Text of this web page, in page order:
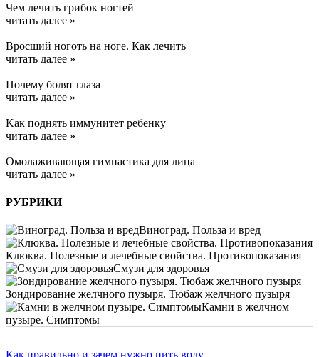
Чем лечить грибок ногтей
читать далее »
Вросший ноготь на ноге. Как лечить
читать далее »
Почему болят глаза
читать далее »
Kак поднять иммунитет ребенку
читать далее »
Омолаживающая гимнастика для лица
читать далее »
РУБРИКИ
Виноград. Польза и вред
Клюква. Полезные и лечебные свойства. Противопоказания
Смузи для здоровья
Зондирование желчного пузыря. Тюбаж желчного пузыря
Камни в желчном
пузыре. Симптомы